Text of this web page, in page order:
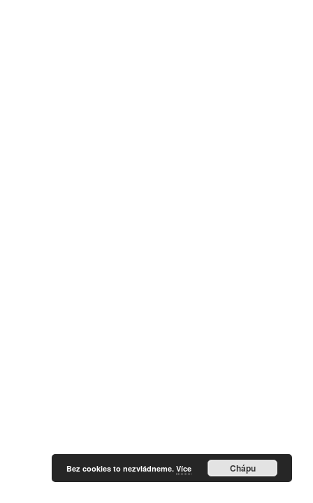
Bez cookies to nezvládneme. Více Chápu